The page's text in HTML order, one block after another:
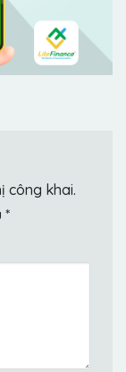
công khai.
*